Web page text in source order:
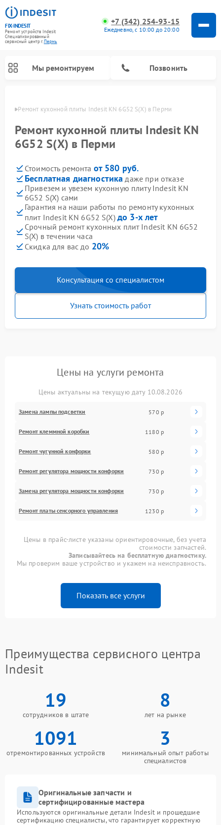
FIX-INDESIT
Ремонт устройств Indesit
Специализированный
cервисный центр г.Пермь
+7 (342) 254-93-15
Ежедневно, с 10:00 до 20:00
Мы ремонтируем Позвонить
Ремонт кухонной плиты Indesit KN 6G52 S(X) в Перми
Ремонт кухонной плиты Indesit KN
6G52 S(X) в Перми
Стоимость ремонта от 580 руб.
Бесплатная диагностика даже при отказе
Привезем и увезем кухонную плиту Indesit KN
6G52 S(X) сами
Гарантия на наши работы по ремонту кухонных
плит Indesit KN 6G52 S(X) до 3-х лет
Срочный ремонт кухонных плит Indesit KN 6G52
S(X) в течении часа
Скидка для вас до 20%
Консультация со специалистом
Узнать стоимость работ
Цены на услуги ремонта
Цены актуальны на текущую дату 10.08.2026
Замена лампы подсветки 570 р
Ремонт клеммной коробки 1180 р
Ремонт чугунной конфорки 580 р
Ремонт регулятора мощности конфорки 730 р
Замена регулятора мощности конфорки 730 р
Ремонт платы сенсорного управления 1230 р
Цены в прайс-листе указаны ориентировочные, без учета
стоимости запчастей.
Записывайтесь на бесплатную диагностику.
Мы проверим ваше устройство и укажем на неисправность.
Показать все услуги
Преимущества сервисного центра
Indesit
19
сотрудников в штате
8
лет на рынке
1091
отремонтированных устройств
3
минимальный опыт работы
специалистов
Оригинальные запчасти и
сертифицированные мастера
Используются оригинальные детали Indesit и прошедшие
сертификацию специалисты, что гарантирует корректную